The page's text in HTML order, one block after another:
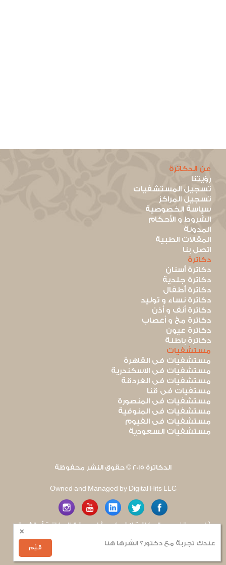
×
قيّم
عندك تجربة مع دكتور؟ انشرها هنا
عن الدكاترة
رؤيتنا
تسجيل المستشفيات
تسجيل المراكز
سياسة الخصوصية
الشروط و الأحكام
المدونة
المقالات الطبية
اتصل بنا
دكاترة
دكاترة أسنان
دكاترة جلدية
دكاترة أطفال
دكاترة نساء و توليد
دكاترة أنف و أذن
دكاترة مخ و أعصاب
دكاترة عيون
دكاترة باطنة
مستشفيات
مستشفيات فى القاهرة
مستشفيات فى الاسكندرية
مستشفيات فى الغردقة
مستفيات فى قنا
مستشفيات فى المنصورة
مستشفيات فى المنوفية
مستشفيات فى الفيوم
مستشفيات السعودية
الدكاترة 2015 © حقوق النشر محفوظة
Owned and Managed by Digital Hits LLC
آراء مستخدمى الدكاترة لا تعكس آراء موقع الدكاترة أو الفريق
العامل به. يتم بذل قصارى الجهد لضمان منع نشر أى اساءة أو
هجوم شخصى.للإبلاغ عن أى إساءة